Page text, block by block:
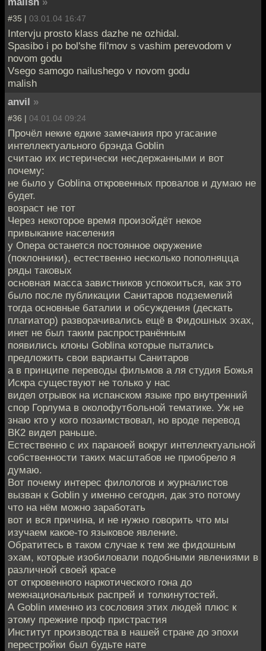
#35 | 03.01.04 16:47
Intervju prosto klass dazhe ne ozhidal.
Spasibo i po bol'she fil'mov s vashim perevodom v
novom godu
Vsego samogo nailushego v novom godu
malish
anvil »
#36 | 04.01.04 09:24
Прочёл некие едкие замечания про угасание
интеллектуального брэнда Goblin
считаю их истерически несдержанными и вот
почему:
не было у Goblina откровенных провалов и думаю не
будет.
возраст не тот
Через некоторое время произойдёт некое
привыкание населения
у Опера останется постоянное окружение
(поклонники), естественно несколько пополняцца
ряды таковых
основная масса завистников успокоиться, как это
было после публикации Санитаров подземелий
тогда основные баталии и обсуждения (дескать
плагиатор) разворачивались ещё в Фидошных эхах,
инет не был таким распространённым
появились клоны Goblina которые пытались
предложить свои варианты Санитаров
а в принципе переводы фильмов а ля студия Божья
Искра существуют не только у нас
видел отрывок на испанском языке про внутренний
спор Горлума в околофутбольной тематике. Уж не
знаю кто у кого позаимствовал, но вроде перевод
ВК2 видел раньше.
Естественно с их параноей вокруг интеллектуальной
собственности таких масштабов не приобрело я
думаю.
Вот почему интерес филологов и журналистов
вызван к Goblin у именно сегодня, дак это потому
что на нём можно заработать
вот и вся причина, и не нужно говорить что мы
изучаем какое-то языковое явление.
Обратитесь в таком случае к тем же фидошным
эхам, которые изобиловали подобными явлениями в
различной своей красе
от откровенного наркотического гона до
межнациональных распрей и толкинутостей.
А Goblin именно из сословия этих людей плюс к
этому прежние проф пристрастия
Институт производства в нашей стране до эпохи
перестройки был будьте нате